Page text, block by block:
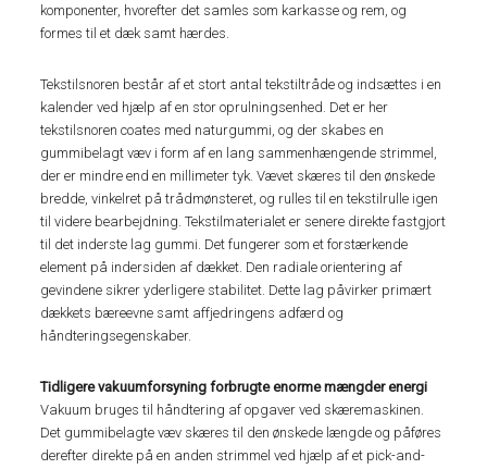
komponenter, hvorefter det samles som karkasse og rem, og
formes til et dæk samt hærdes.
Tekstilsnoren består af et stort antal tekstiltråde og indsættes i en
kalender ved hjælp af en stor oprulningsenhed. Det er her
tekstilsnoren coates med naturgummi, og der skabes en
gummibelagt væv i form af en lang sammenhængende strimmel,
der er mindre end en millimeter tyk. Vævet skæres til den ønskede
bredde, vinkelret på trådmønsteret, og rulles til en tekstilrulle igen
til videre bearbejdning. Tekstilmaterialet er senere direkte fastgjort
til det inderste lag gummi. Det fungerer som et forstærkende
element på indersiden af dækket. Den radiale orientering af
gevindene sikrer yderligere stabilitet. Dette lag påvirker primært
dækkets bæreevne samt affjedringens adfærd og
håndteringsegenskaber.
Tidligere vakuumforsyning forbrugte enorme mængder energi
Vakuum bruges til håndtering af opgaver ved skæremaskinen.
Det gummibelagte væv skæres til den ønskede længde og påføres
derefter direkte på en anden strimmel ved hjælp af et pick-and-